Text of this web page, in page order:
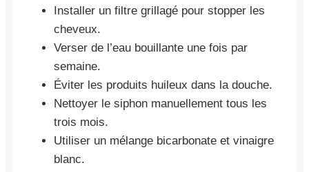
Installer un filtre grillagé pour stopper les
cheveux.
Verser de l’eau bouillante une fois par
semaine.
Éviter les produits huileux dans la douche.
Nettoyer le siphon manuellement tous les
trois mois.
Utiliser un mélange bicarbonate et vinaigre
blanc.